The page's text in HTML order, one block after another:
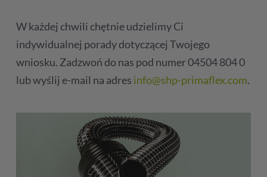
W każdej chwili chętnie udzielimy Ci
indywidualnej porady dotyczącej Twojego
wniosku. Zadzwoń do nas pod numer 04504 804 0
lub wyślij e-mail na adres info@shp-primaflex.com.